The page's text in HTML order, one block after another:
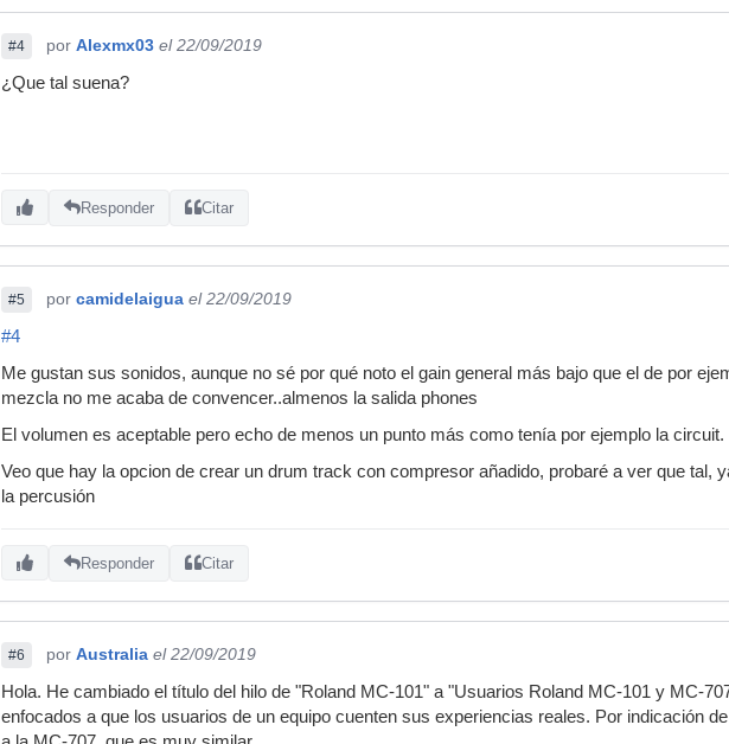
#4 por Alexmx03 el 22/09/2019
¿Que tal suena?
Responder Citar
#5 por camidelaigua el 22/09/2019
#4
Me gustan sus sonidos, aunque no sé por qué noto el gain general más bajo que el de por
mezcla no me acaba de convencer..almenos la salida phones
El volumen es aceptable pero echo de menos un punto más como tenía por ejemplo la circuit.
Veo que hay la opcion de crear un drum track con compresor añadido, probaré a ver que tal,
la percusión
Responder Citar
#6 por Australia el 22/09/2019
Hola. He cambiado el título del hilo de "Roland MC-101" a "Usuarios Roland MC-101 y MC-
enfocados a que los usuarios de un equipo cuenten sus experiencias reales. Por indicación